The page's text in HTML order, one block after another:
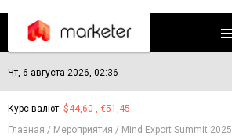
Чт, 6 августа 2026, 02:36
Курс валют: $44,60 , €51,45
Главная
Мероприятия Mind Export Summit 2025